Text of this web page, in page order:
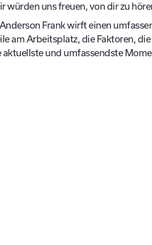
würden uns freuen, von dir zu
Frank wirft einen
am Arbeitsplatz, die Faktoren,
und umfassendste